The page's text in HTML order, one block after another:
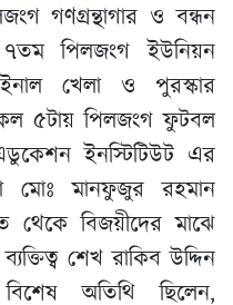
গণগ্রন্থাগার ও বন্ধন
পিলজংগ ইউনিয়ন
খেলা ও পুরস্কার
৫টায় পিলজংগ ফুটবল
ইনস্টিটিউট এর
মোঃ মানফুজুর রহমান
থেকে বিজয়ীদের মাঝে
শেখ রাকিব উদ্দিন
অতিথি ছিলেন,